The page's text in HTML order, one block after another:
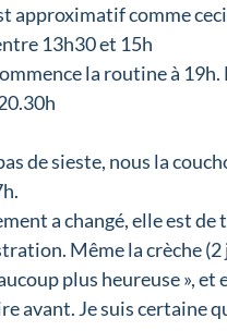
approximatif comme
13h30 et 15h
la routine à
de sieste, nous la
a changé, elle est de
Même la crèche (2
plus heureuse »,
avant. Je suis certaine